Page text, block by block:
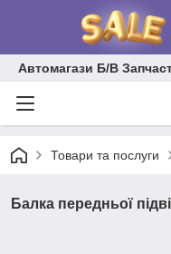
Автомагази Б/В
Товари та послуги
Балка передньої